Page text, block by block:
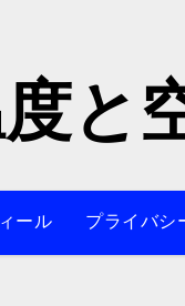
と
ール プライバシ